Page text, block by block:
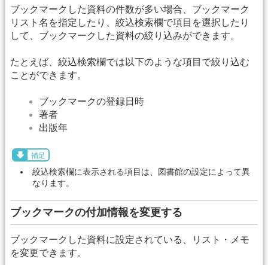
ブックマークした資料の件数が多い場合、ブックマーク
リスト名を指定したり、絞込検索欄で項目を選択したり
して、ブックマークした資料の絞り込みができます。
たとえば、絞込検索欄では以下のような項目で絞り込む
ことができます。
ブックマークの登録日時
著者
出版年
補足
絞込検索欄に表示される項目は、図書館の設定によって異
なります。
ブックマークの付加情報を変更する
ブックマークした資料に設定されている、リスト・メモ
を変更できます。